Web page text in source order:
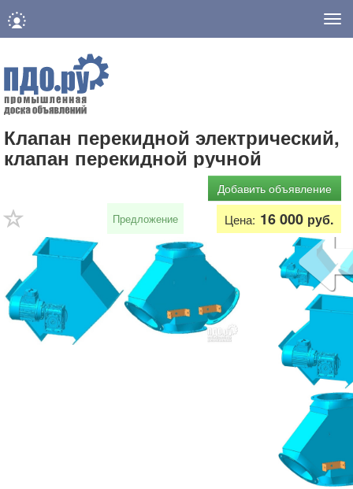
Клапан перекидной электрический,
клапан перекидной ручной
Добавить объявление
Предложение Цена: 16 000 руб.